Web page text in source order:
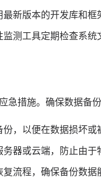
最新版本的开发库和框
测工具定期检查系统
措施。确保数据备
，以便在数据损坏或
器或云端，防止由于
复流程，确保备份数